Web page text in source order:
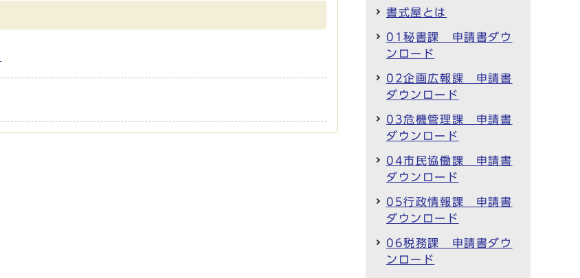
書式屋とは
01秘書課 申請書ダウ
ンロード
02企画広報課 申請書
ダウンロード
03危機管理課 申請書
ダウンロード
04市民協働課 申請書
ダウンロード
05行政情報課 申請書
ダウンロード
06税務課 申請書ダウ
ンロード